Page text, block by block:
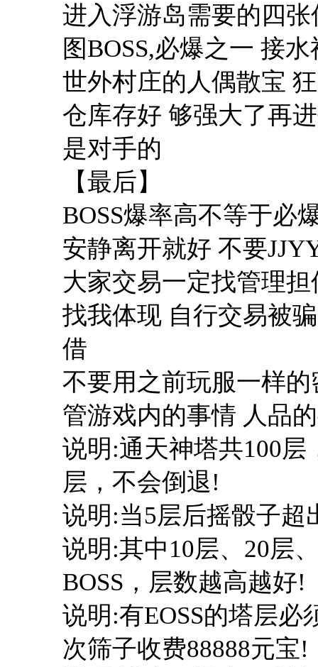
进入浮游岛需要的四
图BOSS,必爆之一 接
世外村庄的人偶散宝
仓库存好 够强大了再
是对手的
【最后】
BOSS爆率高不等于必
安静离开就好 不要
大家交易一定找管理
找我体现 自行交易被
借
不要用之前玩服一样
管游戏内的事情 人品
说明:通天神塔共100
层，不会倒退!
说明:当5层后摇骰子超
说明:其中10层、20层
BOSS，层数越高越好!
说明:有EOSS的塔层必
次筛子收费88888元宝!